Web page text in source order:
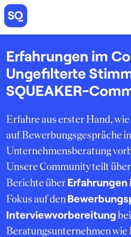
Erfahrungen im
Ungefilterte
SQUEAKER-
Erfahre aus erster Hand,
auf Bewerbungsgespräche
Unternehmensberatung
Unsere Community teilt
Berichte über
Fokus auf den
Interviewvorbereitung
Beratungsunternehmen